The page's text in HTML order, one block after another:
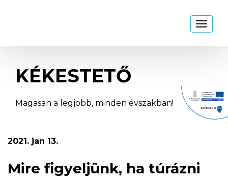
KÉKESTETŐ
Magasan a legjobb, minden évszakban!
2021. jan 13.
Mire figyeljünk, ha túrázni